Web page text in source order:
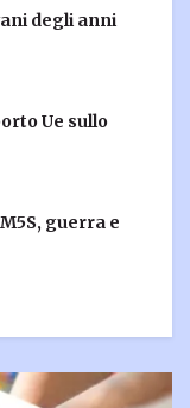
degli anni
Ue sullo
guerra e